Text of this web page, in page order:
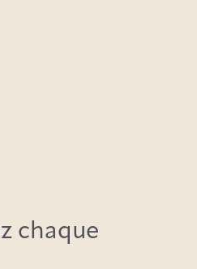
chaque